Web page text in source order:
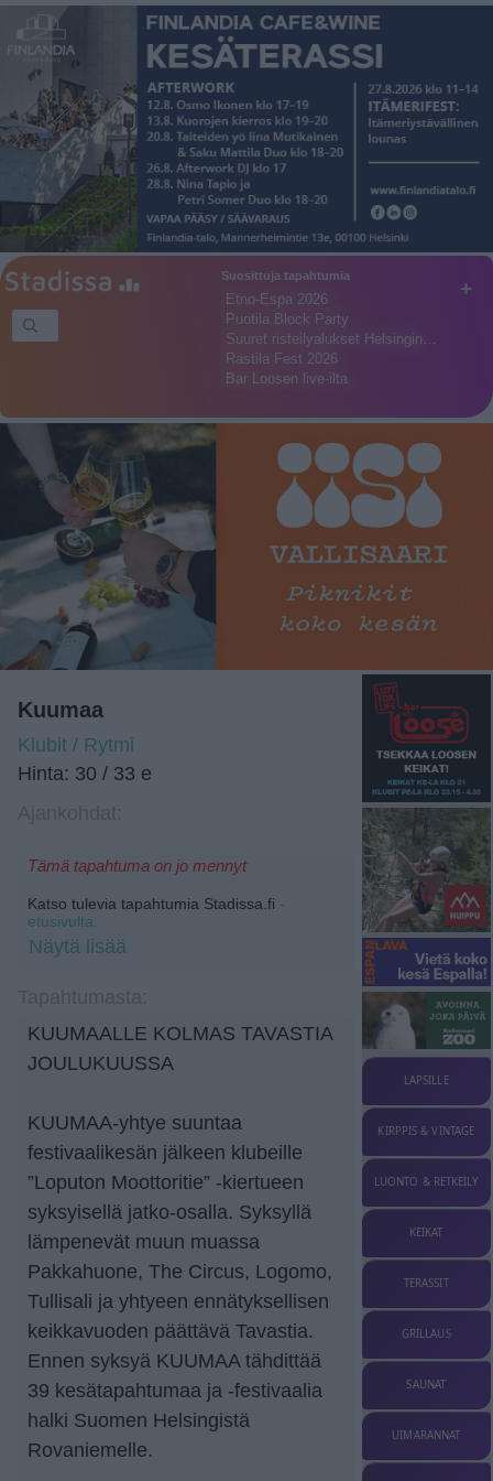
+
Suosittuja tapahtumia
Etno-Espa 2026
Puotila Block Party
Suuret risteilyalukset Helsingin…
Rastila Fest 2026
Bar Loosen live-ilta
Kuumaa
Klubit / Rytmi
Hinta: 30 / 33 e
Tämä tapahtuma on jo mennyt
Katso tulevia tapahtumia Stadissa.fi -
etusivulta.
Näytä lisää
KUUMAALLE KOLMAS TAVASTIA
JOULUKUUSSA
KUUMAA-yhtye suuntaa
festivaalikesän jälkeen klubeille
”Loputon Moottoritie” -kiertueen
syksyisellä jatko-osalla. Syksyllä
lämpenevät muun muassa
Pakkahuone, The Circus, Logomo,
Tullisali ja yhtyeen ennätyksellisen
keikkavuoden päättävä Tavastia.
Ennen syksyä KUUMAA tähdittää
39 kesätapahtumaa ja -festivaalia
halki Suomen Helsingistä
Rovaniemelle.
LAPSILLE
KIRPPIS & VINTAGE
LUONTO & RETKEILY
KEIKAT
TERASSIT
GRILLAUS
SAUNAT
UIMARANNAT